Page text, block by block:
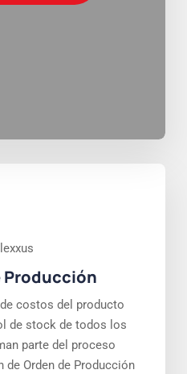
Producción
costos del producto
de stock de todos los
parte del proceso
de Orden de Producción